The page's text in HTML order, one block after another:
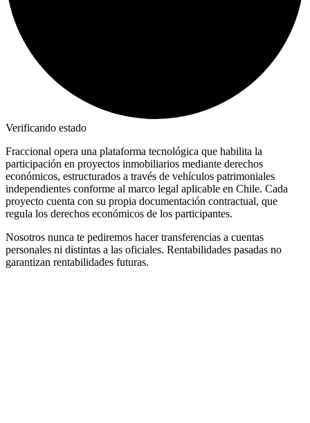
Verificando estado
Fraccional opera una plataforma tecnológica que habilita la
participación en proyectos inmobiliarios mediante derechos
económicos, estructurados a través de vehículos patrimoniales
independientes conforme al marco legal aplicable en Chile. Cada
proyecto cuenta con su propia documentación contractual, que
regula los derechos económicos de los participantes.
Nosotros nunca te pediremos hacer transferencias a cuentas
personales ni distintas a las oficiales. Rentabilidades pasadas no
garantizan rentabilidades futuras.